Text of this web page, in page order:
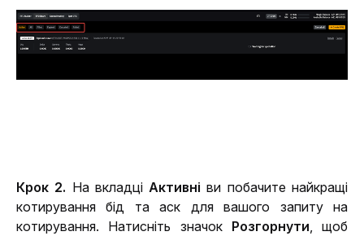
Крок 2. На вкладці Активні ви побачите найкращі
котирування бід та аск для вашого запиту на
котирування. Натисніть значок Розгорнути , щоб